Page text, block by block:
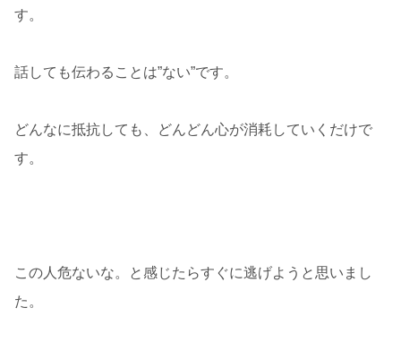
す。
話しても伝わることは”ない”です。
どんなに抵抗しても、どんどん心が消耗していくだけで
す。
この人危ないな。と感じたらすぐに逃げようと思いまし
た。